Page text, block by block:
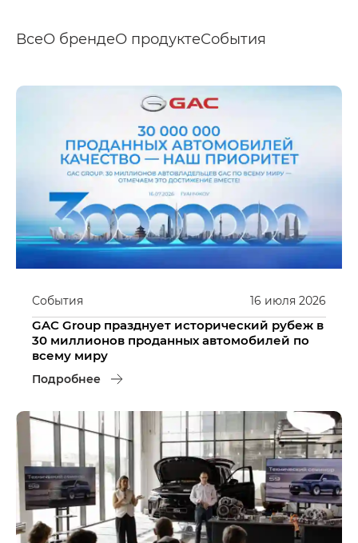
ВсеО брендеО продуктеСобытия
16 июля 2026
События
GAC Group празднует исторический рубеж в
30 миллионов проданных автомобилей по
всему миру
Подробнее